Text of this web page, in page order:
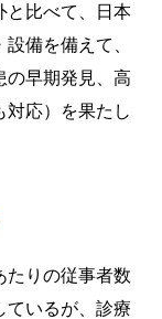
と比べて、日本
備を備えて、
の早期発見、高
対応）を果たし
たりの従事者数
ているが、診療